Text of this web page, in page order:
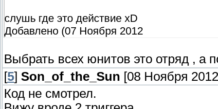
слушь где это действие xD
Добавлено (07 Ноября 2012
Выбрать всех юнитов это отряд , а
[5] Son_of_the_Sun [08 Ноября
Код не смотрел.